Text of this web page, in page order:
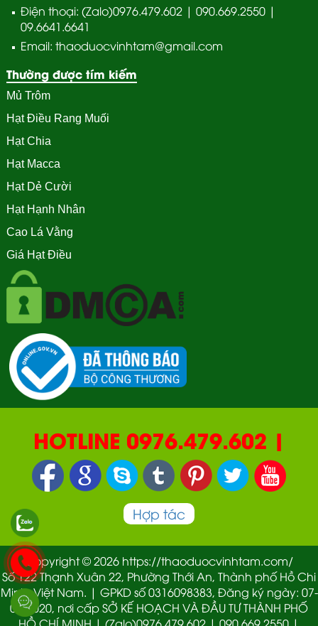
Điện thoại: (Zalo)0976.479.602 | 090.669.2550 |
09.6641.6641
Email: thaoduocvinhtam@gmail.com
Thường được tím kiếm
Mủ Trôm
Hạt Điều Rang Muối
Hạt Chia
Hạt Macca
Hạt Dẻ Cười
Hạt Hạnh Nhân
Cao Lá Vằng
Giá Hạt Điều
HOTLINE 0976.479.602 |
090.669.2550 | 0987.877.193
Hợp tác
Copyright © 2026 https://thaoduocvinhtam.com/
Số 122 Thạnh Xuân 22, Phường Thới An, Thành phố Hồ Chi
Minh, Việt Nam. | GPKD số 0316098383, Đăng ký ngày: 07-
01-2020, nơi cấp SỞ KẾ HOẠCH VÀ ĐẦU TƯ THÀNH PHỐ